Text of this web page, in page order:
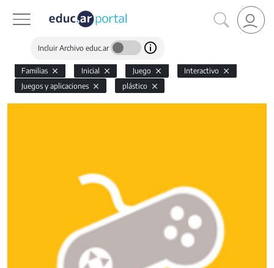
Incluir Archivo educ.ar
Familias Inicial Juego
Interactivo
Juegos y aplicaciones
plástico